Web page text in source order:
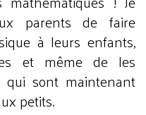
parents de faire
à leurs enfants,
et même de les
sont maintenant
petits.